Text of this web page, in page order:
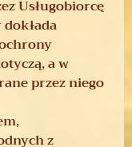
Usługobiorcę
a w
przez niego
z